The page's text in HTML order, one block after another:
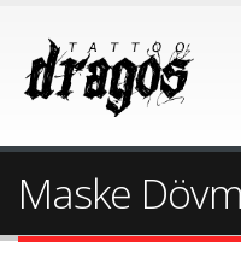
Maske